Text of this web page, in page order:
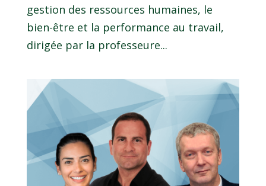
gestion des ressources humaines, le
bien-être et la performance au travail,
dirigée par la professeure...